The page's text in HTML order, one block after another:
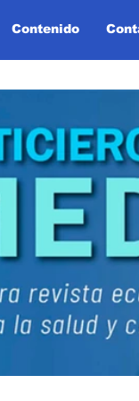
Contenido